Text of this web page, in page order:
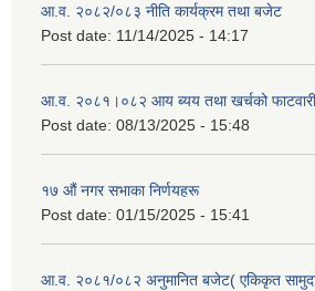
आ.व. २०८२/०८३ नीति कार्यक्रम तथा बजेट
Post date: 11/14/2025 - 14:17
आ.व. २०८१।०८२ आय ब्यय तथा खर्चको
Post date: 08/13/2025 - 15:48
१७ औं नगर सभाका निर्णयहरू
Post date: 01/15/2025 - 15:41
आ.व. २०८१/०८२ अनुमानित बजेट( एकिकृत